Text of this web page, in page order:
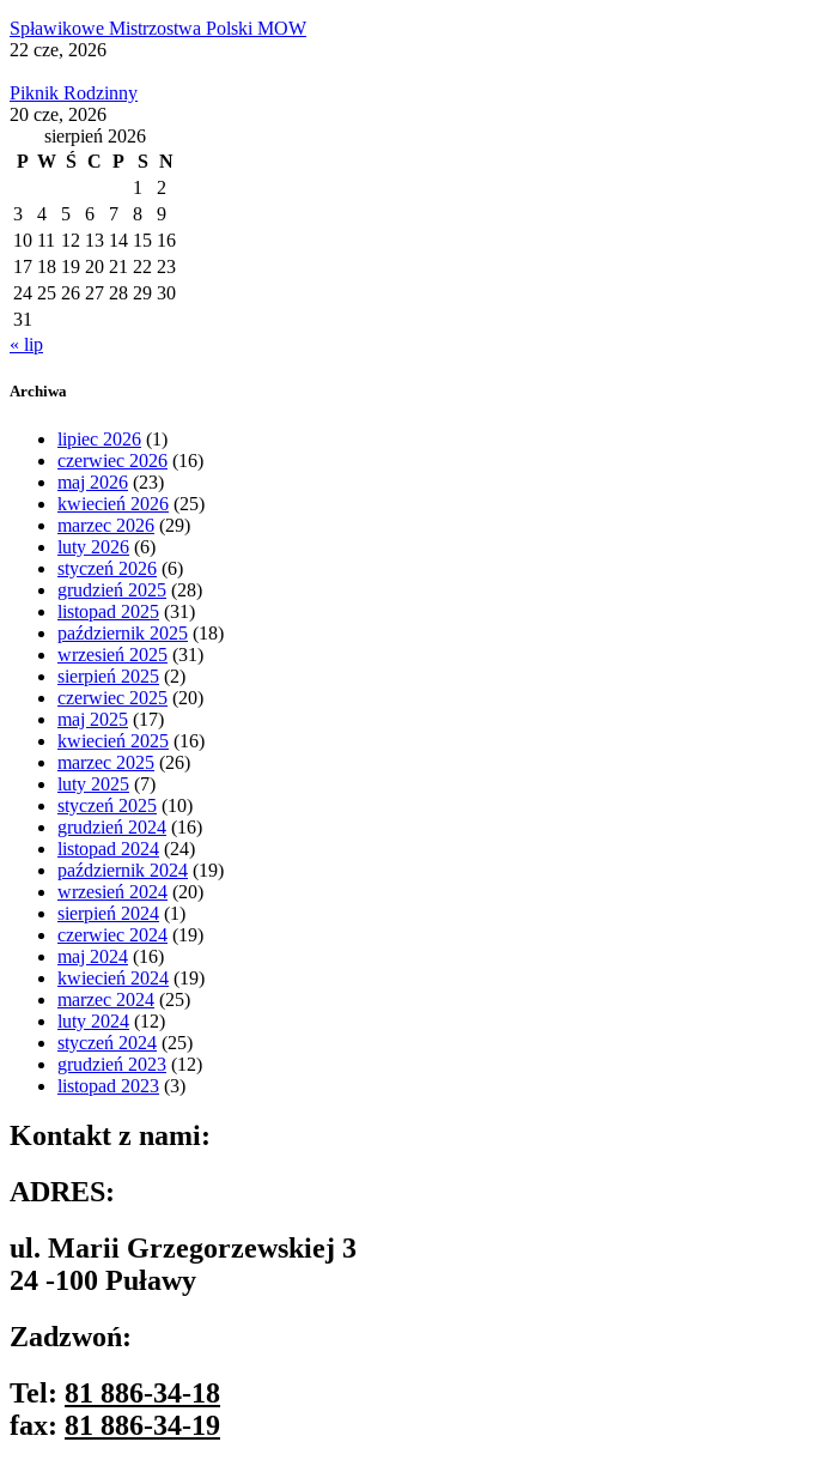
Spławikowe Mistrzostwa Polski MOW
22 cze, 2026
Piknik Rodzinny
20 cze, 2026
sierpień 2026
P W Ś C P S N
1
2
3
4 5 6 7 8
9
10 11 12 13 14 15 16
17 18 19 20 21 22 23
24 25 26 27 28 29 30
31
« lip
Archiwa
lipiec 2026 (1)
czerwiec 2026 (16)
maj 2026 (23)
kwiecień 2026 (25)
marzec 2026 (29)
luty 2026 (6)
styczeń 2026 (6)
grudzień 2025 (28)
listopad 2025 (31)
październik 2025 (18)
wrzesień 2025 (31)
sierpień 2025 (2)
czerwiec 2025 (20)
maj 2025 (17)
kwiecień 2025 (16)
marzec 2025 (26)
luty 2025 (7)
styczeń 2025 (10)
grudzień 2024 (16)
listopad 2024 (24)
październik 2024 (19)
wrzesień 2024 (20)
sierpień 2024 (1)
czerwiec 2024 (19)
maj 2024 (16)
kwiecień 2024 (19)
marzec 2024 (25)
luty 2024 (12)
styczeń 2024 (25)
grudzień 2023 (12)
listopad 2023 (3)
Kontakt z nami:
ADRES:
ul. Marii Grzegorzewskiej 3
24 -100 Puławy
Zadzwoń:
Tel: 81 886-34-18
fax: 81 886-34-19